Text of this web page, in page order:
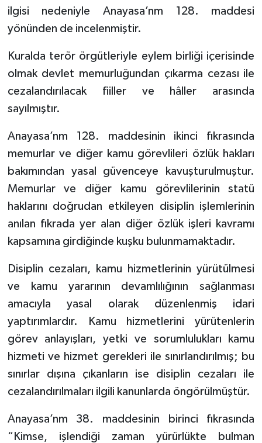
ilgisi nedeniyle Anayasa’nm 128. maddesi
yönünden de incelenmiştir.
Kuralda terör örgütleriyle eylem birliği içerisinde
olmak devlet memurluğundan çıkarma cezası ile
cezalandırılacak fiiller ve hâller arasında
sayılmıştır.
Anayasa’nm 128. maddesinin ikinci fıkrasında
memurlar ve diğer kamu görevlileri özlük hakları
bakımından yasal güvenceye kavuşturulmuştur.
Memurlar ve diğer kamu görevlilerinin statü
haklarını doğrudan etkileyen disiplin işlemlerinin
anılan fıkrada yer alan diğer özlük işleri kavramı
kapsamına girdiğinde kuşku bulunmamaktadır.
Disiplin cezaları, kamu hizmetlerinin yürütülmesi
ve kamu yararının devamlılığının sağlanması
amacıyla yasal olarak düzenlenmiş idari
yaptırımlardır. Kamu hizmetlerini yürütenlerin
görev anlayışları, yetki ve sorumlulukları kamu
hizmeti ve hizmet gerekleri ile sınırlandırılmış; bu
sınırlar dışına çıkanların ise disiplin cezaları ile
cezalandırılmaları ilgili kanunlarda öngörülmüştür.
Anayasa’nm 38. maddesinin birinci fıkrasında
“Kimse, işlendiği zaman yürürlükte bulman